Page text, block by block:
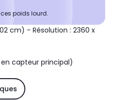
poids lourd.
cm) - Résolution : 2360 x
en capteur principal)